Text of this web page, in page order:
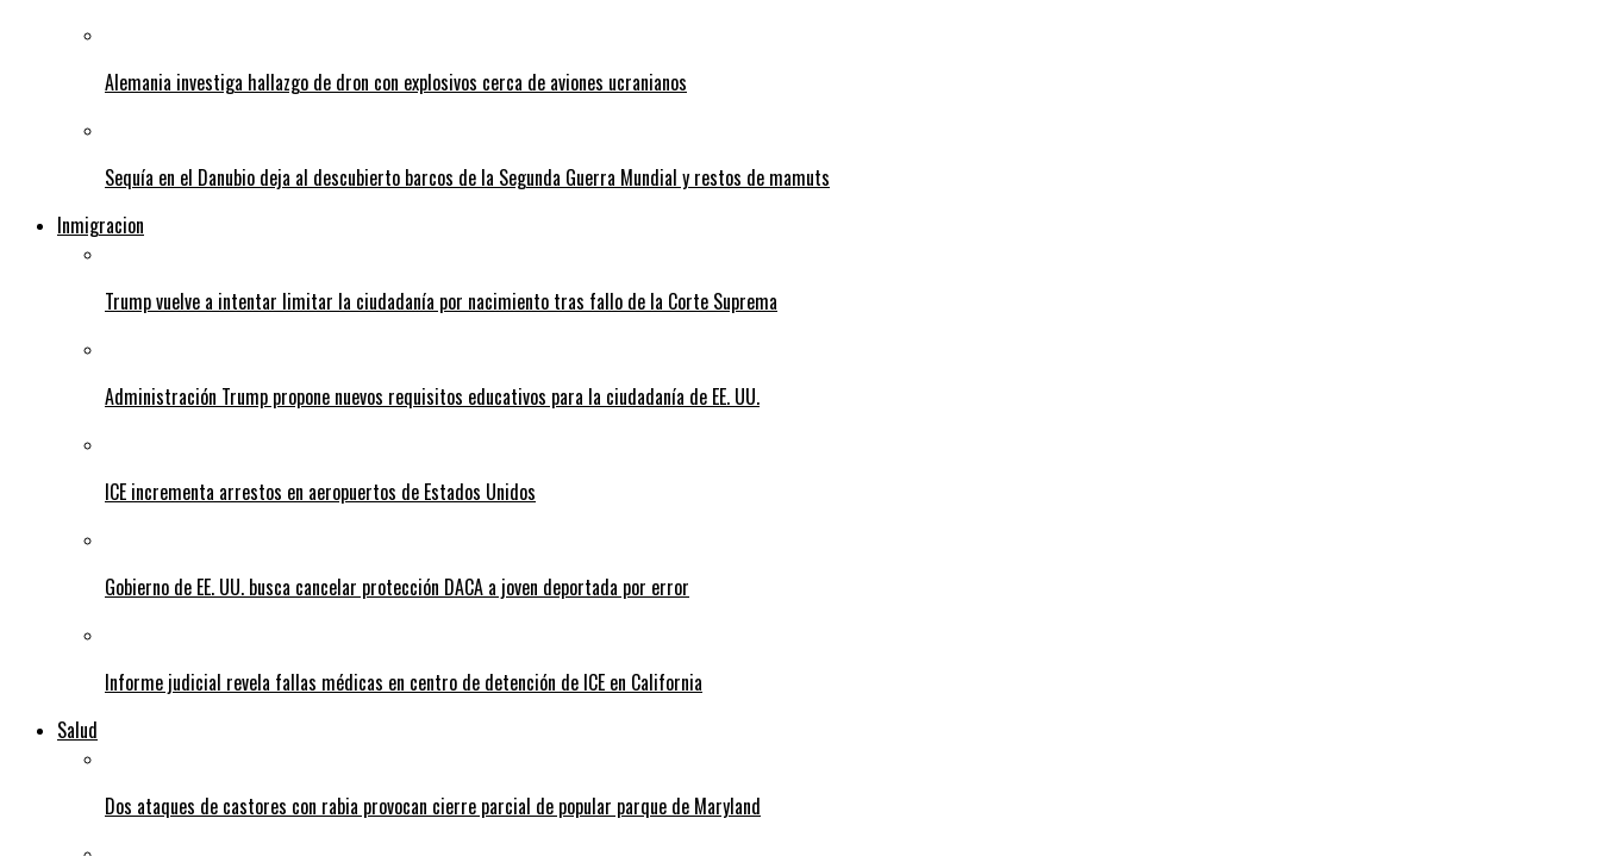
Alemania investiga hallazgo de dron con explosivos cerca de aviones ucranianos
Sequía en el Danubio deja al descubierto barcos de la Segunda Guerra Mundial y restos de mamuts
Inmigracion
Trump vuelve a intentar limitar la ciudadanía por nacimiento tras fallo de la Corte Suprema
Administración Trump propone nuevos requisitos educativos para la ciudadanía de EE. UU.
ICE incrementa arrestos en aeropuertos de Estados Unidos
Gobierno de EE. UU. busca cancelar protección DACA a joven deportada por error
Informe judicial revela fallas médicas en centro de detención de ICE en California
Salud
Dos ataques de castores con rabia provocan cierre parcial de popular parque de Maryland